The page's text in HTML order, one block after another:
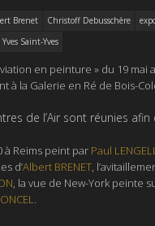
Brenet Christoff Debusschère
Yves Saint-Yves
en peinture » du 19 mai
la Galerie en Ré de Bois-
de l’Air sont réunies
à Reims peint par Paul
d’Albert BRENET,
, la vue de New-York peinte
.